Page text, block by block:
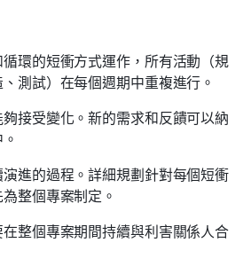
環的短衝方式運作，所有活動（規
測試）在每個週期中重複進行。
接受變化。新的需求和反饋可以納
進的過程。詳細規劃針對每個短衝
整個專案制定。
在整個專案期間持續與利害關係人合